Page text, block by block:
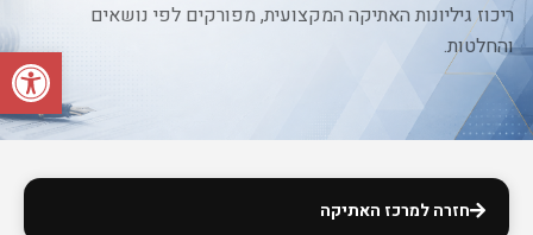
פתח
ריכוז גיליונות האתיקה המקצועית, מפורקים לפי נושאים
והחלטות.
חזרה למרכז האתיקה